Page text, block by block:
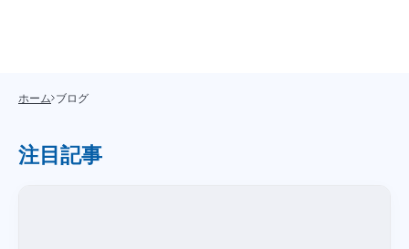
ホーム ブログ
注目記事